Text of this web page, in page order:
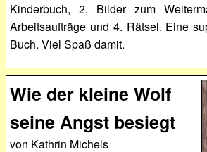
Kinderbuch, 2. Bilder zum
Arbeitsaufträge und 4. Rätsel. Eine
Buch. Viel Spaß damit.
Wie der kleine Wolf
seine Angst besiegt
von Kathrin Michels